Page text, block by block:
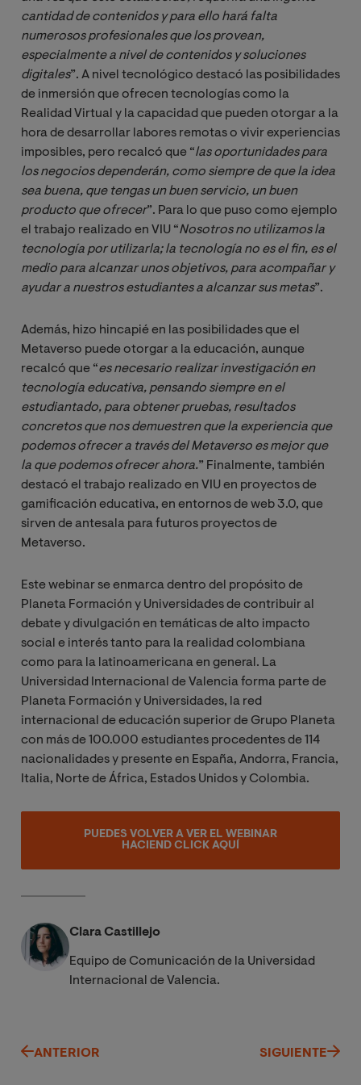
cantidad de contenidos y para ello hará falta
numerosos profesionales que los provean,
especialmente a nivel de contenidos y soluciones
digitales”. A nivel tecnológico destacó las posibilidades
de inmersión que ofrecen tecnologías como la
Realidad Virtual y la capacidad que pueden otorgar a la
hora de desarrollar labores remotas o vivir experiencias
imposibles, pero recalcó que “las oportunidades para
los negocios dependerán, como siempre de que la idea
sea buena, que tengas un buen servicio, un buen
producto que ofrecer”. Para lo que puso como ejemplo
el trabajo realizado en VIU “Nosotros no utilizamos la
tecnología por utilizarla; la tecnología no es el fin, es el
medio para alcanzar unos objetivos, para acompañar y
ayudar a nuestros estudiantes a alcanzar sus metas”.
Además, hizo hincapié en las posibilidades que el
Metaverso puede otorgar a la educación, aunque
recalcó que “es necesario realizar investigación en
tecnología educativa, pensando siempre en el
estudiantado, para obtener pruebas, resultados
concretos que nos demuestren que la experiencia que
podemos ofrecer a través del Metaverso es mejor que
la que podemos ofrecer ahora.” Finalmente, también
destacó el trabajo realizado en VIU en proyectos de
gamificación educativa, en entornos de web 3.0, que
sirven de antesala para futuros proyectos de
Metaverso.
Este webinar se enmarca dentro del propósito de
Planeta Formación y Universidades de contribuir al
debate y divulgación en temáticas de alto impacto
social e interés tanto para la realidad colombiana
como para la latinoamericana en general. La
Universidad Internacional de Valencia forma parte de
Planeta Formación y Universidades, la red
internacional de educación superior de Grupo Planeta
con más de 100.000 estudiantes procedentes de 114
nacionalidades y presente en España, Andorra, Francia,
Italia, Norte de África, Estados Unidos y Colombia.
PUEDES VOLVER A VER EL WEBINAR
HACIEND CLICK AQUÍ
Clara Castillejo
Equipo de Comunicación de la Universidad
Internacional de Valencia.
ANTERIOR SIGUIENTE